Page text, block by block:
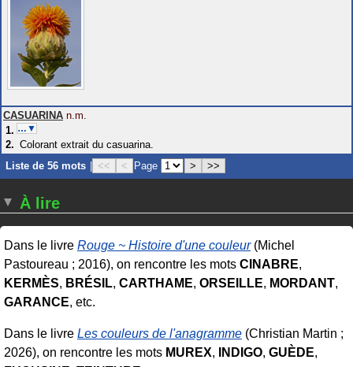
CASUARINA n.m.
…▼
Colorant extrait du casuarina.
Liste de 56 mots | << < Page > >>
À lire
Dans le livre Rouge ~ Histoire d'une couleur(Michel
Pastoureau ; 2016), on rencontre les mots CINABRE,
KERMÈS, BRÉSIL, CARTHAME, ORSEILLE, MORDANT,
GARANCE, etc.
Dans le livre Les couleurs de l'anagramme (Christian Martin ;
2026), on rencontre les mots MUREX, INDIGO, GUÈDE,